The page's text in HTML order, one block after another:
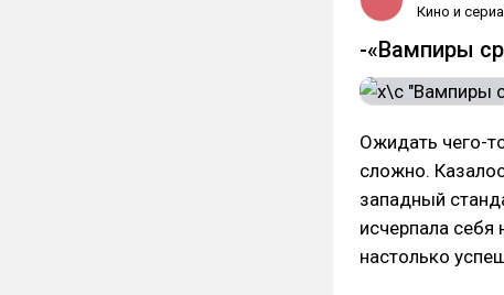
Кино и
-«Вампиры
Ожидать чего-
сложно.
западный
исчерпала
настолько